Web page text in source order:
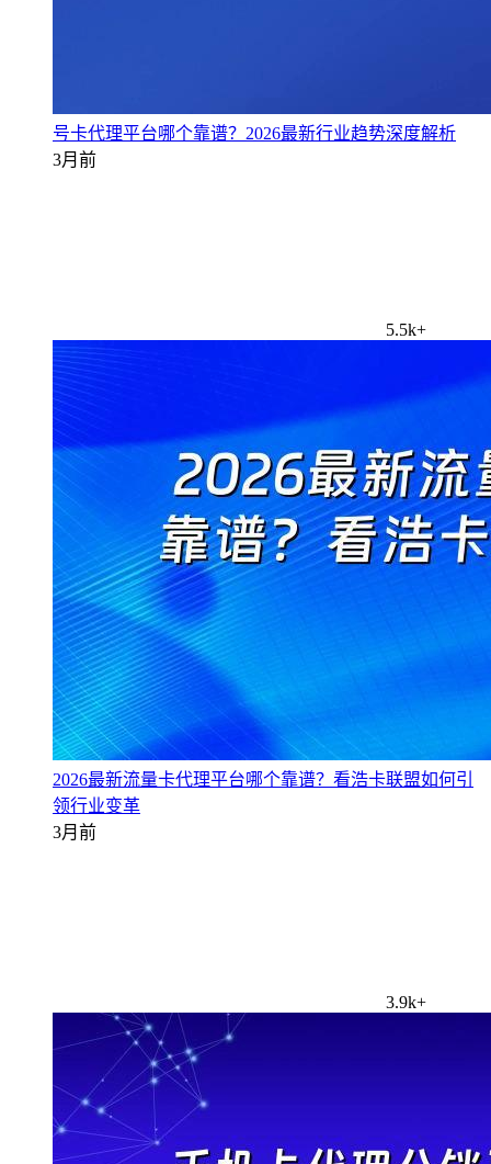
号卡代理平台哪个靠谱？2026最新行业趋势深度解析
3月前
5.5k+
2026最新流量卡代理平台哪个靠谱？看浩卡联盟如何引
领行业变革
3月前
3.9k+